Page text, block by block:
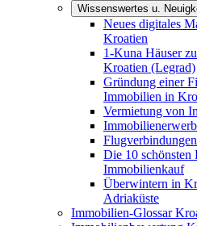
Wissenswertes u.
Neues digitales
Kroatien
1-Kuna Häuser
Kroatien (Legrad)
Gründung einer
Immobilien in
Vermietung von
Die 10 schönsten
Immobilienkauf
Überwintern in
Adriaküste
Immobilien-Glossar